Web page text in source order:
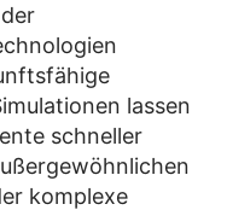
lassen
schneller
komplexe